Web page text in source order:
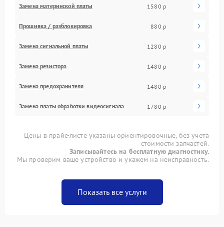
Замена материнской платы 1580 р
Прошивка / разблокировка 880 р
Замена сигнальной платы 1280 р
Замена резистора 1480 р
Замена предохранителя 1480 р
Замена платы обработки видеосигнала 1780 р
Цены в прайс-листе указаны ориентировочные, без учета
стоимости запчастей.
Записывайтесь на бесплатную диагностику.
Мы проверим ваше устройство и укажем на неисправность.
Показать все услуги